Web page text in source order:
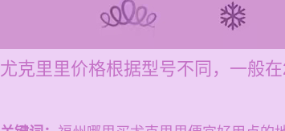
尤克里里价格根据型号不同，一般